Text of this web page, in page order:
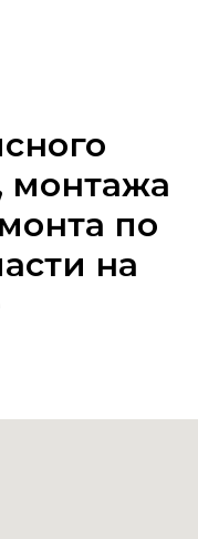
монтажа
по
на